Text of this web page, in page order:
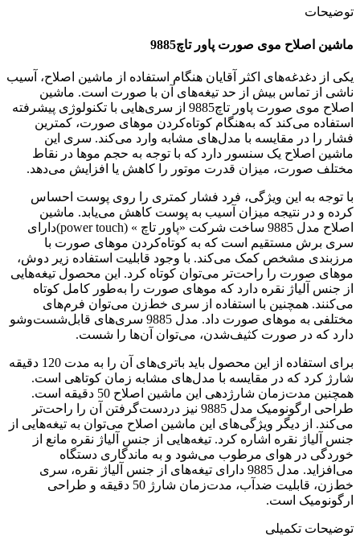
توضیحات
ماشین اصلاح موی صورت پاور تاچ9885
یکی از دغدغه‌های اکثر آقایان ‌هنگام استفاده از ماشین اصلاح، آسیب
ناشی از تماس بیش از حد تیغه‌های آن با صورت است. ماشین
اصلاح موی صورت پاور تاچ9885 از سری‌هایی با تکنولوژی پیشرفته
استفاده می‌کند که به‌هنگام کوتاه‌کردن موهای صورت، کمترین
فشار را در مقایسه با مدل‌های مشابه‌ وارد می‌کند. سری این
ماشین اصلاح یک سنسور دارد که با توجه به حجم موها در نقاط
مختلف صورت، میزان قدرت موتور را کاهش یا افزایش می‌دهد.
با توجه به این ویژگی، فرد فشار کمتری را روی پوست احساس
کرده و در نتیجه میزان آسیب به پوست کاهش می‌یابد. ماشین
اصلاح مدل 9885 ساخت شرکت «پاور تاچ » (power touch)دارای
سری‌ برش مستقیم است که به کوتاه‌کردن موهای صورت با
مرزبندی مشخص کمک می‌کند. با وجود قابلیت استفاده زیر دوش،
موهای صورت را راحت‌تر می‌توان کوتاه کرد. این محصول تیغه‌هایی
از جنس آلیاژ نقره دارد که موهای صورت را به‌طور کامل کوتاه
می‌کنند. همچنین با استفاده از سری خط‌زن می‌توان فرم‌های
مختلفی به موهای صورت داد. مدل 9885 سری‌های قابل‌شست‌وشو
دارد که در صورت کثیف‌شدن، می‌توان آن‌ها را شست.
برای استفاده از این محصول باید باتری‌های آن را به‌ مدت 120 دقیقه
شارژ کرد که در مقایسه با مدل‌های مشابه زمان کوتاهی است.
همچنین ‌مدت‌زمان شارژدهی این ماشین اصلاح 50 دقیقه است.
طراحی ارگونومیک مدل 9885 نیز دردست‌گرفتن آن را راحت‌تر
می‌کند. از دیگر ویژگی‌های این ماشین اصلاح می‌توان به تیغه‌هایی از
جنس آلیاژ نقره اشاره کرد. تیغه‌هایی از جنس آلیاژ نقره مانع از
خوردگی در هوای مرطوب می‌شود و به ماندگاری دستگاه
می‌افزاید. مدل 9885 دارای تیغه‌های از جنس آلیاژ نقره، سری
خط‌زن، قابلیت ضدآب، مدت‌زمان شارژ 50 دقیقه و طراحی
ارگونومیک است.
توضیحات تکمیلی